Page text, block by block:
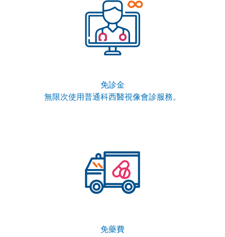
免診金
無限次使用普通科西醫視像會診服務。
免藥費